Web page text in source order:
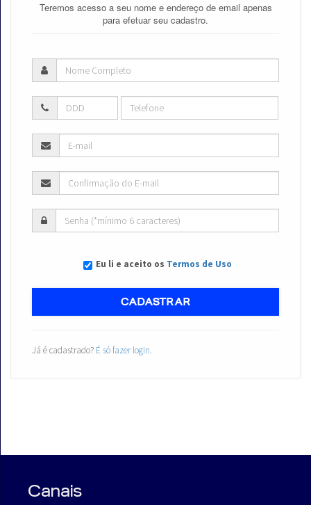
Teremos acesso a seu nome e endereço de email apenas
para efetuar seu cadastro.
Eu li e aceito os Termos de Uso
CADASTRAR
Já é cadastrado? É só fazer login.
Canais